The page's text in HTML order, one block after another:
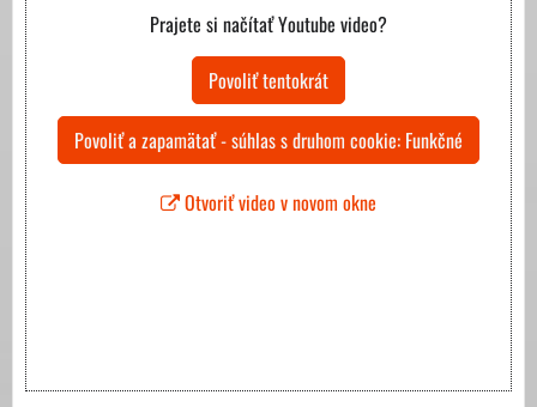
Prajete si načítať Youtube video?
Povoliť tentokrát
Povoliť a zapamätať - súhlas s druhom cookie: Funkčné
Otvoriť video v novom okne